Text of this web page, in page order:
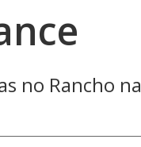
no Rancho na